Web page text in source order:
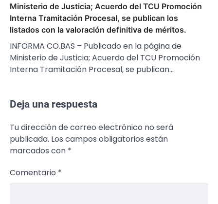
Ministerio de Justicia; Acuerdo del TCU Promoción
Interna Tramitación Procesal, se publican los
listados con la valoración definitiva de méritos.
INFORMA CO.BAS – Publicado en la página de
Ministerio de Justicia; Acuerdo del TCU Promoción
Interna Tramitación Procesal, se publican…
Deja una respuesta
Tu dirección de correo electrónico no será
publicada. Los campos obligatorios están
marcados con *
Comentario *